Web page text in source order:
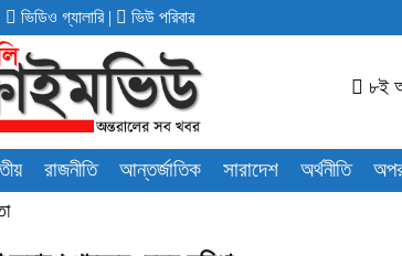
ভিডিও গ্যালারি | ভিউ পরিবার
৮ই
রাজনীতি আন্তর্জাতিক সারাদেশ অর্থনীতি